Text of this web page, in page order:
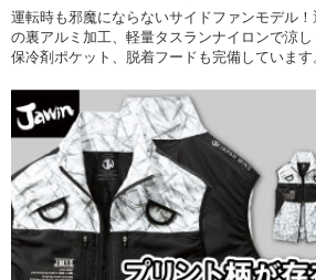
運転時も邪魔にならないサイドファンモデル
の裏アルミ加工、軽量タスランナイロンで涼し
保冷剤ポケット、脱着フードも完備しています